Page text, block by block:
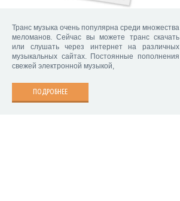
Транс музыка очень популярна среди множества
меломанов. Сейчас вы можете транс скачать
или слушать через интернет на различных
музыкальных сайтах. Постоянные пополнения
свежей электронной музыкой,
ПОДРОБНЕЕ